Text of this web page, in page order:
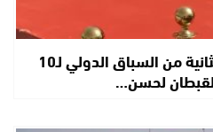
الدشيرة تحتضن النسخة الثانية من السباق الدولي لـ10
لحسن…